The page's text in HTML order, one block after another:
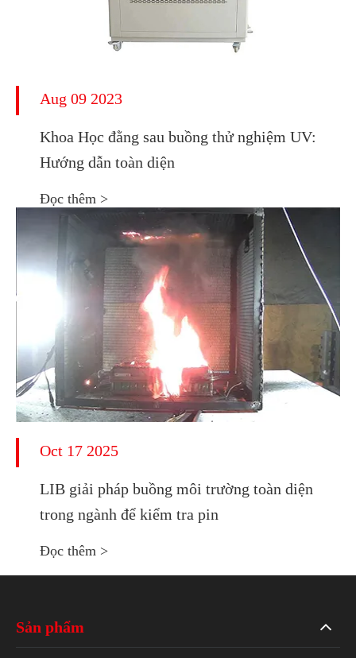
Aug 09 2023
Khoa Học đằng sau buồng thử nghiệm UV:
Hướng dẫn toàn diện
Đọc thêm >
Oct 17 2025
LIB giải pháp buồng môi trường toàn diện
trong ngành để kiểm tra pin
Đọc thêm >
Sản phẩm